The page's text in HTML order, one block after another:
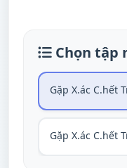
Chọn tập
Gặp X.ác C.hết
Gặp X.ác C.hết